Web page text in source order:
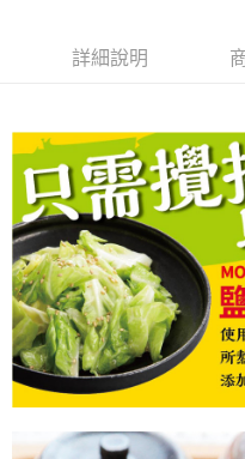
３．安心：先確認商品／服務後
結帳頁面，進行簡訊認證並確認
２．訂單成立數日內，您將收到繳
３．收到繳費通知簡訊後14天內
ATM／網路銀行／等多元方式進
※ 請注意：結帳手續完成當下不
購買商品的店家。未經商家同意
後付繳納相關費用。
※ 交易是否成功請以「AFTEE先
是否繳費成功／繳費後需取消欲
客戶支援中心」https://
【注意事項】
１．透過由恩沛科技股份有限公
權轉讓予恩沛科技股份有限公司。
每筆NT$120，滿NT$899(含
詳細說明